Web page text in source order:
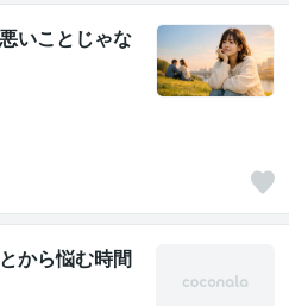
いことじゃな
から悩む時間